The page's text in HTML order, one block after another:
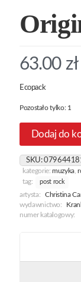
63.00 zł
Ecopack
Pozostało tylko: 1
Dodaj do
SKU:
kategorie:muzyka,
tag:
post rock
artysta:
Christina
wydawnictwo:
numer katalogowy: